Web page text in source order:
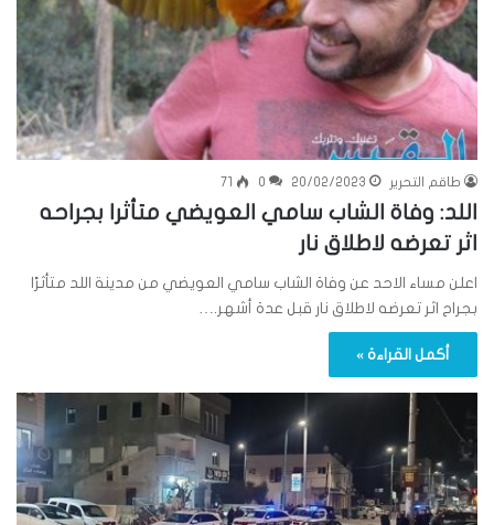
طاقم التحرير 20/02/2023
0
71
اللد: وفاة الشاب سامي العويضي متأثرا بجراحه
اثر تعرضه لاطلاق نار
اعلن مساء الاحد عن وفاة الشاب سامي العويضي من مدينة اللد متأثرًا
بجراح اثر تعرضه لاطلاق نار قبل عدة أشهر.…
أكمل القراءة »